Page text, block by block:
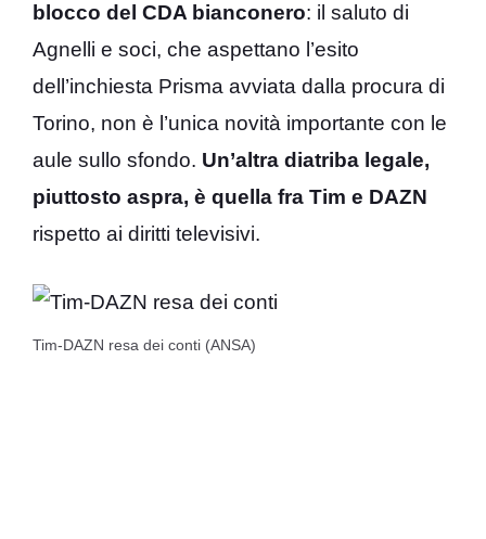
blocco del CDA bianconero: il saluto di
Agnelli e soci, che aspettano l’esito
dell’inchiesta Prisma avviata dalla procura di
Torino, non è l’unica novità importante con le
aule sullo sfondo. Un’altra diatriba legale,
piuttosto aspra, è quella fra Tim e DAZN
rispetto ai diritti televisivi.
Tim-DAZN resa dei conti (ANSA)